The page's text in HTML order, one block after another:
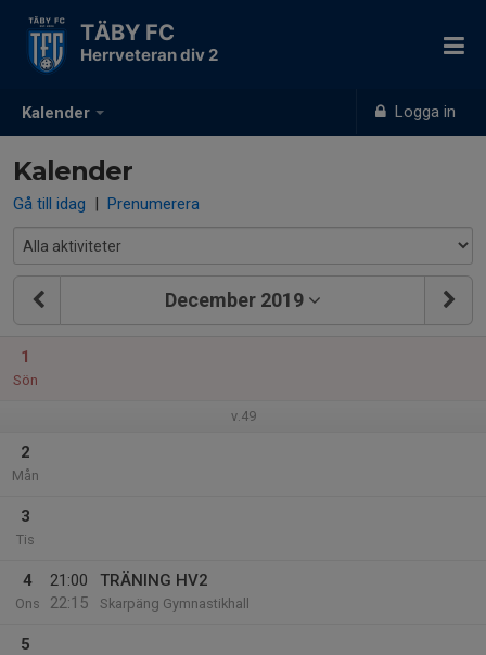
Kalender Logga in
TÄBY FC
Herrveteran div 2
Kalender
Gå till idag | Prenumerera
December 2019
1
Sön
v.49
2
Mån
3
Tis
4
Ons
21:00
22:15
TRÄNING HV2
Skarpäng Gymnastikhall
5